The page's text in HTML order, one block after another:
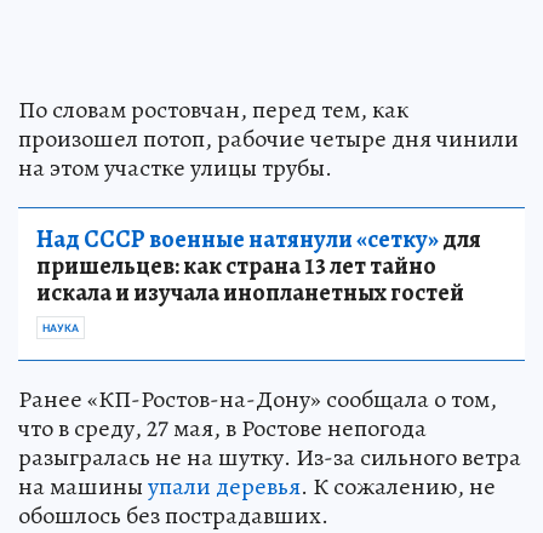
По словам ростовчан, перед тем, как
произошел потоп, рабочие четыре дня чинили
на этом участке улицы трубы.
Над СССР военные натянули «сетку»для
пришельцев: как страна 13 лет тайно
искала и изучала инопланетных гостей
НАУКА
Ранее «КП-Ростов-на-Дону» сообщала о том,
что в среду, 27 мая, в Ростове непогода
разыгралась не на шутку. Из-за сильного ветра
на машиныупали деревья. К сожалению, не
обошлось без пострадавших.